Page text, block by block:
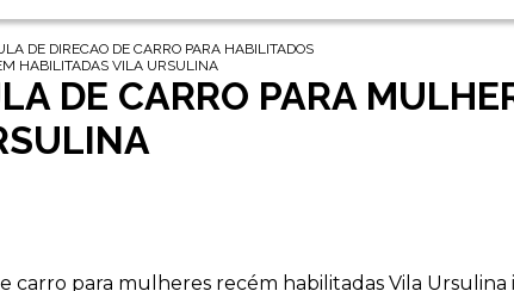
DE DIRECAO DE CARRO PARA HABILITADOS
HABILITADAS VILA URSULINA
DE CARRO PARA
para mulheres recém habilitadas Vila Ursulina